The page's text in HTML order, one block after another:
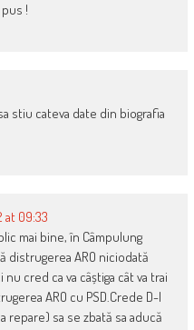
!
stiu cateva date din biografia
at 09:33
mai bine, în Câmpulung
distrugerea ARO niciodată
cred ca va câștiga cât va trai
ARO cu PSD.Crede D-l
repare) sa se zbată sa aducă